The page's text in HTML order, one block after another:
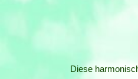
Diese